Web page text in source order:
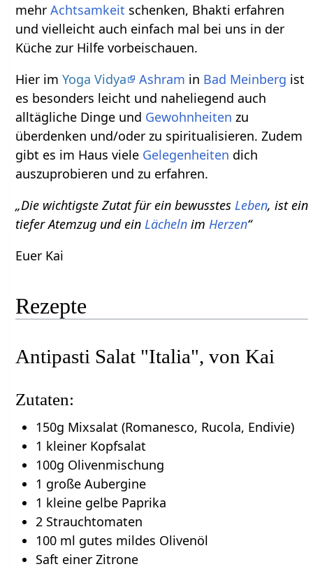
mehrAchtsamkeit schenken, Bhakti erfahren
und vielleicht auch einfach mal bei uns in der
Küche zur Hilfe vorbeischauen.
Hier imYoga Vidya Ashram in Bad Meinberg ist
es besonders leicht und naheliegend auch
alltägliche Dinge und Gewohnheiten zu
überdenken und/oder zu spiritualisieren. Zudem
gibt es im Haus viele Gelegenheiten dich
auszuprobieren und zu erfahren.
„Die wichtigste Zutat für ein bewusstes Leben, ist ein
tiefer Atemzug und ein Lächeln im Herzen“
Euer Kai
Rezepte
Antipasti Salat "Italia", von Kai
Zutaten:
150g Mixsalat (Romanesco, Rucola, Endivie)
1 kleiner Kopfsalat
100g Olivenmischung
1 große Aubergine
1 kleine gelbe Paprika
2 Strauchtomaten
100 ml gutes mildes Olivenöl
Saft einer Zitrone